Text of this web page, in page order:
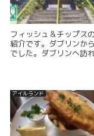
フィッシュ＆チップス
紹介です。ダブリンか
でした。ダブリンへ訪
アイルランド